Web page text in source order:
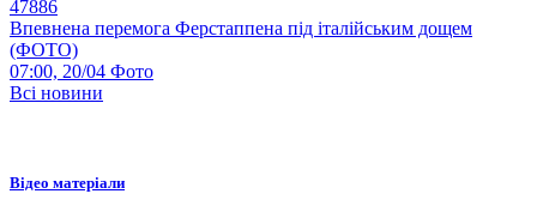
47886
Впевнена перемога Ферстаппена під італійським дощем
(ФОТО)
07:00, 20/04 Фото
Всі новини
Відео матеріали